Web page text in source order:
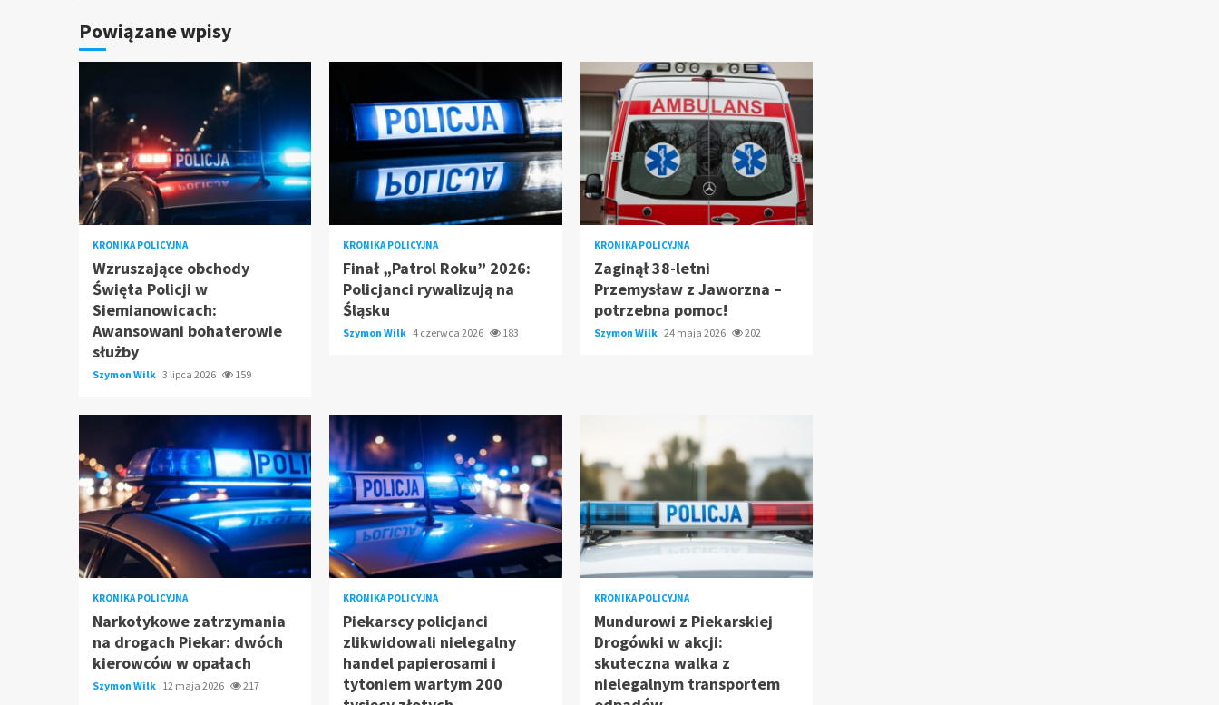
Powiązane wpisy
KRONIKA POLICYJNA
Wzruszające obchody
Święta Policji w
Siemianowicach:
Awansowani bohaterowie
służby
Szymon Wilk 3 lipca 2026 159
KRONIKA POLICYJNA
Finał „Patrol Roku” 2026:
Policjanci rywalizują na
Śląsku
Szymon Wilk 4 czerwca 2026 183
KRONIKA POLICYJNA
Zaginął 38-letni
Przemysław z Jaworzna –
potrzebna pomoc!
Szymon Wilk 24 maja 2026 202
KRONIKA POLICYJNA
Narkotykowe zatrzymania
na drogach Piekar: dwóch
kierowców w opałach
Szymon Wilk 12 maja 2026 217
KRONIKA POLICYJNA
Piekarscy policjanci
zlikwidowali nielegalny
handel papierosami i
tytoniem wartym 200
KRONIKA POLICYJNA
Mundurowi z Piekarskiej
Drogówki w akcji:
skuteczna walka z
nielegalnym transportem